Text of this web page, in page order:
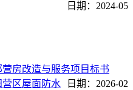
日期：2024-05
房改造与服务项目标书
日期：2026-02
营区屋面防水